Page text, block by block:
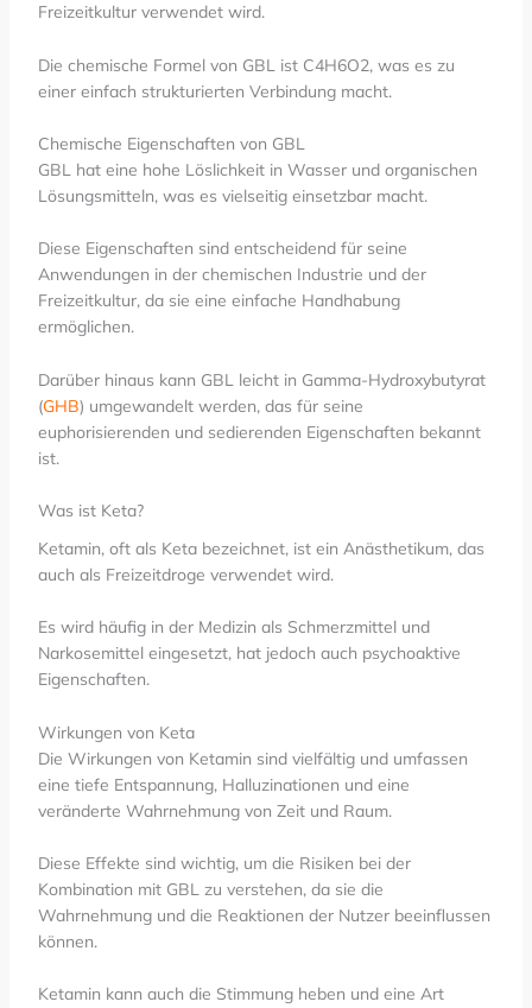
Freizeitkultur verwendet wird.
Die chemische Formel von GBL ist C4H6O2, was es zu
einer einfach strukturierten Verbindung macht.
Chemische Eigenschaften von GBL
GBL hat eine hohe Löslichkeit in Wasser und organischen
Lösungsmitteln, was es vielseitig einsetzbar macht.
Diese Eigenschaften sind entscheidend für seine
Anwendungen in der chemischen Industrie und der
Freizeitkultur, da sie eine einfache Handhabung
ermöglichen.
Darüber hinaus kann GBL leicht in Gamma-Hydroxybutyrat
(GHB) umgewandelt werden, das für seine
euphorisierenden und sedierenden Eigenschaften bekannt
ist.
Was ist Keta?
Ketamin, oft als Keta bezeichnet, ist ein Anästhetikum, das
auch als Freizeitdroge verwendet wird.
Es wird häufig in der Medizin als Schmerzmittel und
Narkosemittel eingesetzt, hat jedoch auch psychoaktive
Eigenschaften.
Wirkungen von Keta
Die Wirkungen von Ketamin sind vielfältig und umfassen
eine tiefe Entspannung, Halluzinationen und eine
veränderte Wahrnehmung von Zeit und Raum.
Diese Effekte sind wichtig, um die Risiken bei der
Kombination mit GBL zu verstehen, da sie die
Wahrnehmung und die Reaktionen der Nutzer beeinflussen
können.
Ketamin kann auch die Stimmung heben und eine Art